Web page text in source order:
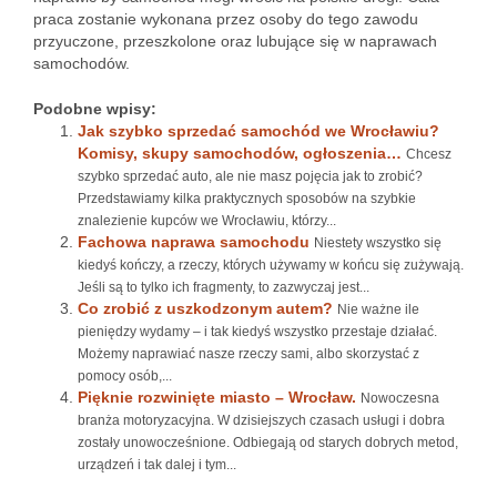
praca zostanie wykonana przez osoby do tego zawodu
przyuczone, przeszkolone oraz lubujące się w naprawach
samochodów.
Podobne wpisy:
Jak szybko sprzedać samochód we Wrocławiu?
Komisy, skupy samochodów, ogłoszenia… Chcesz
szybko sprzedać auto, ale nie masz pojęcia jak to zrobić?
Przedstawiamy kilka praktycznych sposobów na szybkie
znalezienie kupców we Wrocławiu, którzy...
Fachowa naprawa samochodu Niestety wszystko się
kiedyś kończy, a rzeczy, których używamy w końcu się zużywają.
Jeśli są to tylko ich fragmenty, to zazwyczaj jest...
Co zrobić z uszkodzonym autem? Nie ważne ile
pieniędzy wydamy – i tak kiedyś wszystko przestaje działać.
Możemy naprawiać nasze rzeczy sami, albo skorzystać z
pomocy osób,...
Pięknie rozwinięte miasto – Wrocław. Nowoczesna
branża motoryzacyjna. W dzisiejszych czasach usługi i dobra
zostały unowocześnione. Odbiegają od starych dobrych metod,
urządzeń i tak dalej i tym...